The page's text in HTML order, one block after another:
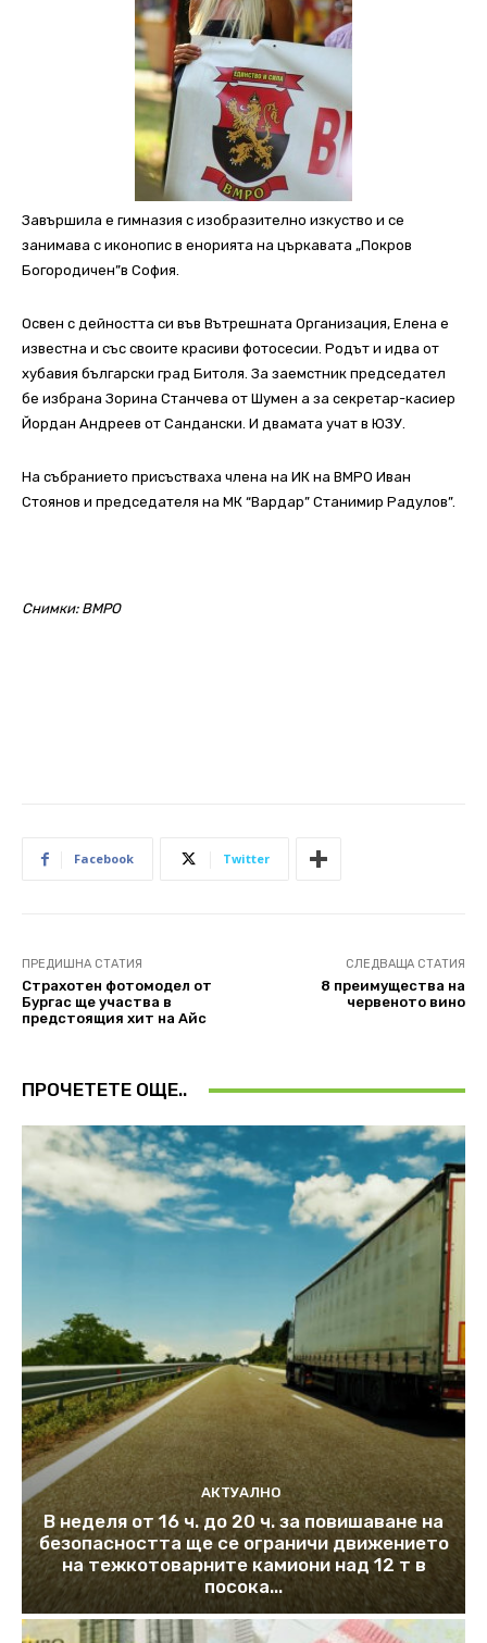
Завършила е гимназия с изобразително изкуство и се
занимава с иконопис в енорията на църкавата „Покров
Богородичен”в София.
Освен с дейността си във Вътрешната Организация, Елена е
известна и със своите красиви фотосесии. Родът и идва от
хубавия български град Битоля. За заемстник председател
бе избрана Зорина Станчева от Шумен а за секретар-касиер
Йордан Андреев от Сандански. И двамата учат в ЮЗУ.
На събранието присъстваха члена на ИК на ВМРО Иван
Стоянов и председателя на МК “Вардар” Станимир Радулов”.
Снимки: ВМРО
Facebook Twitter
ПРЕДИШНА СТАТИЯ
Страхотен фотомодел от
Бургас ще участва в
предстоящия хит на Айс
СЛЕДВАЩА СТАТИЯ
8 преимущества на
червеното вино
ПРОЧЕТЕТЕ ОЩЕ..
АКТУАЛНО
В неделя от 16 ч. до 20 ч. за повишаване на
безопасността ще се ограничи движението
на тежкотоварните камиони над 12 т в
посока...